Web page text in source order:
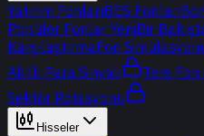
Yatırım FonlarıBES Fonları
Popüler Fonlar YeniBir
KarşılaştırmaFon
Akıllı Para Sinyali
Ters
Sektör Rotasyonu
Hisseler